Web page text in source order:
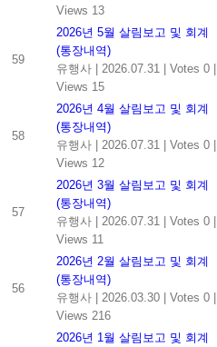
Views 13
59
2026년 5월 살림보고 및 회계
(통장내역)
유행사 | 2026.07.31 | Votes 0 |
Views 15
58
2026년 4월 살림보고 및 회계
(통장내역)
유행사 | 2026.07.31 | Votes 0 |
Views 12
57
2026년 3월 살림보고 및 회계
(통장내역)
유행사 | 2026.07.31 | Votes 0 |
Views 11
56
2026년 2월 살림보고 및 회계
(통장내역)
유행사 | 2026.03.30 | Votes 0 |
Views 216
2026년 1월 살림보고 및 회계